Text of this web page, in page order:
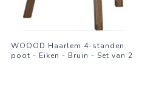
WOOOD Haarlem 4-standen
poot - Eiken - Bruin - Set van 2